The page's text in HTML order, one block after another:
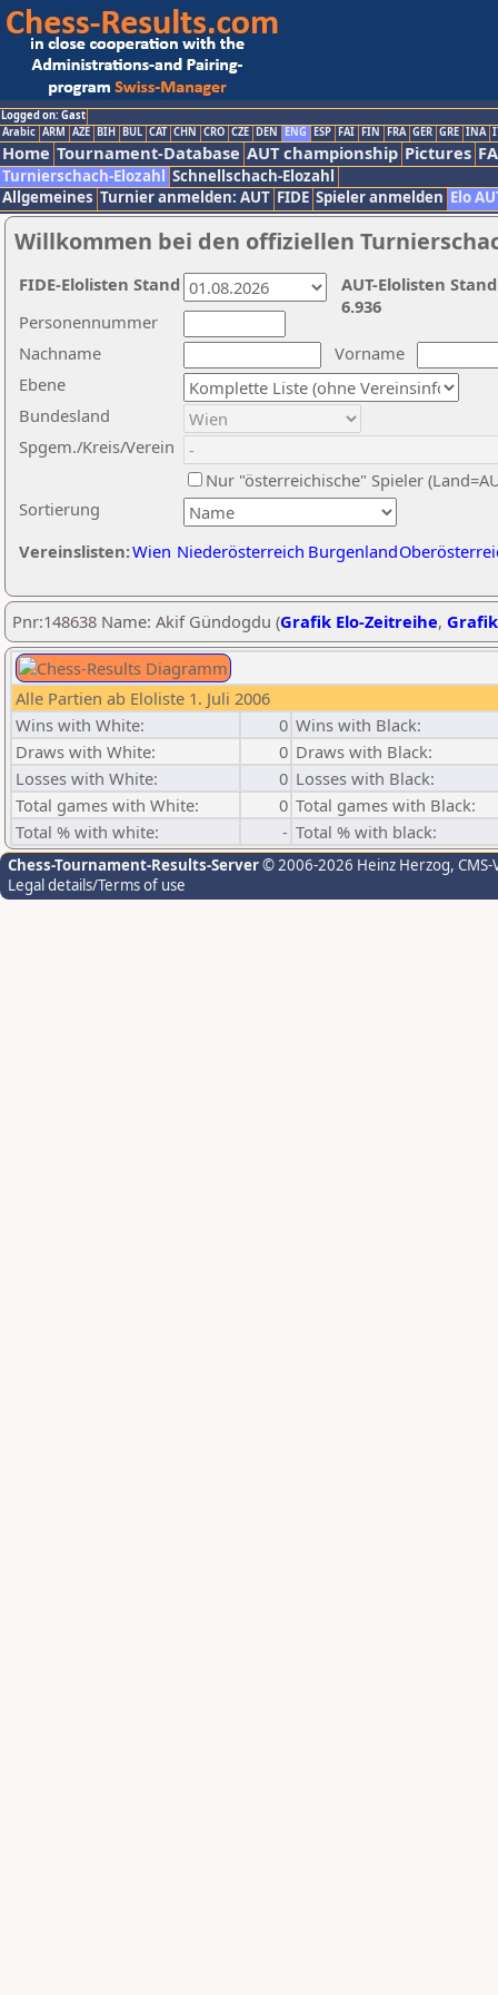
Logged on: Gast
Arabic ARM AZE BIH BUL CAT CHN CRO CZE DEN ENG ESP FAI FIN FRA GER GRE INA
Home Tournament-Database AUT championship Pictures
Turnierschach-Elozahl Schnellschach-Elozahl
Allgemeines Turnier anmelden: AUT FIDE Spieler anmelden Elo
Willkommen bei den offiziellen
Nachname
Vorname
Ebene
Sortierung
Personennummer
Bundesland
Spgem./Kreis/Verein
Nur "österreichische" Spieler
Vereinslisten:Wien Niederösterreich Burgenland
AUT-Elolisten
6.936
FIDE-Elolisten Stand
Pnr:148638 Name: Akif Gündogdu (Grafik Elo-Zeitreihe,
Alle Partien ab Eloliste 1. Juli 2006
Wins with White:
0 Wins with Black:
Draws with White:
0 Draws with Black:
Losses with White:
0 Losses with Black:
Total games with White:
0 Total games with Black:
Total % with white:
- Total % with black:
Chess-Tournament-Results-Server© 2006-2026 Heinz Herzog,
Legal details/Terms of use